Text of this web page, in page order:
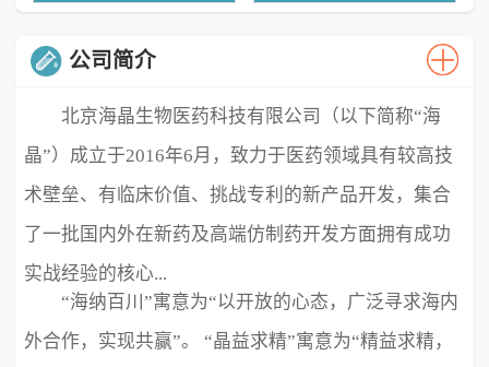
公司简介
北京海晶生物医药科技有限公司（以下简称“海
晶”）成立于2016年6月，致力于医药领域具有较高技
术壁垒、有临床价值、挑战专利的新产品开发，集合
了一批国内外在新药及高端仿制药开发方面拥有成功
实战经验的核心...
“海纳百川”寓意为“以开放的心态，广泛寻求海内
外合作，实现共赢”。 “晶益求精”寓意为“精益求精，